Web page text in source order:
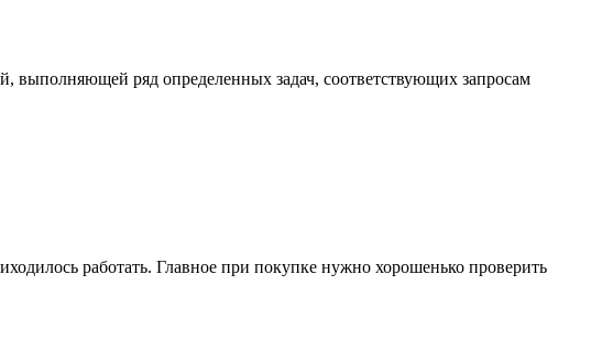
выполняющей ряд определенных задач, соответствующих запросам
работать. Главное при покупке нужно хорошенько проверить